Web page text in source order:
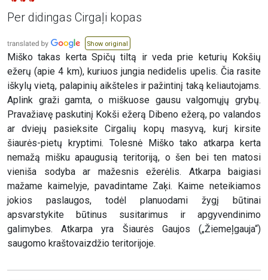
Per didingas Cirgaļi kopas
Show original
Miško takas kerta Spičų tiltą ir veda prie keturių Kokšių
ežerų (apie 4 km), kuriuos jungia nedidelis upelis. Čia rasite
iškylų vietą, palapinių aikšteles ir pažintinį taką keliautojams.
Aplink graži gamta, o miškuose gausu valgomųjų grybų.
Pravažiavę paskutinį Kokši ežerą Dibeno ežerą, po valandos
ar dviejų pasieksite Cirgalių kopų masyvą, kurį kirsite
šiaurės-pietų kryptimi. Tolesnė Miško tako atkarpa kerta
nemažą mišku apaugusią teritoriją, o šen bei ten matosi
vieniša sodyba ar mažesnis ežerėlis. Atkarpa baigiasi
mažame kaimelyje, pavadintame Zaķi. Kaime neteikiamos
jokios paslaugos, todėl planuodami žygį būtinai
apsvarstykite būtinus susitarimus ir apgyvendinimo
galimybes. Atkarpa yra Šiaurės Gaujos („Žiemeļgauja“)
saugomo kraštovaizdžio teritorijoje.